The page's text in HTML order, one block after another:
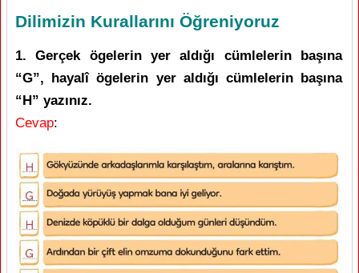
Dilimizin Kurallarını Öğreniyoruz
1. Gerçek ögelerin yer aldığı cümlelerin başına
“G”, hayalî ögelerin yer aldığı cümlelerin başına
“H” yazınız.
Cevap: